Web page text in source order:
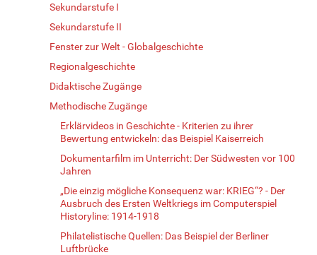
Sekundarstufe I
Sekundarstufe II
Fenster zur Welt - Globalgeschichte
Regionalgeschichte
Didaktische Zugänge
Methodische Zugänge
Erklärvideos in Geschichte - Kriterien zu ihrer
Bewertung entwickeln: das Beispiel Kaiserreich
Dokumentarfilm im Unterricht: Der Südwesten vor 100
Jahren
„Die einzig mögliche Konsequenz war: KRIEG“? - Der
Ausbruch des Ersten Weltkriegs im Computerspiel
Historyline: 1914-1918
Philatelistische Quellen: Das Beispiel der Berliner
Luftbrücke